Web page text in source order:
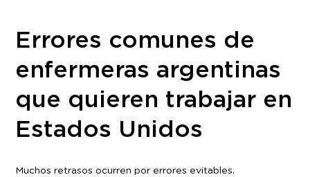
Errores comunes de
enfermeras argentinas
que quieren trabajar en
Estados Unidos
Muchos retrasos ocurren por errores evitables.